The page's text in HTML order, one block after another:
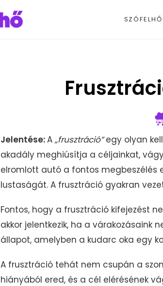
Jelentése:A „frusztráció”egy olyan
akadály meghiúsítja a céljainkat,
elromlott autó a fontos megbeszélés
lustaságát. A frusztráció gyakran
Fontos, hogy a frusztráció kifejezést
akkor jelentkezik, ha a várakozásaink
állapot, amelyben a kudarc oka egy
A frusztráció tehát nem csupán a
hiányából ered, és a cél elérésének